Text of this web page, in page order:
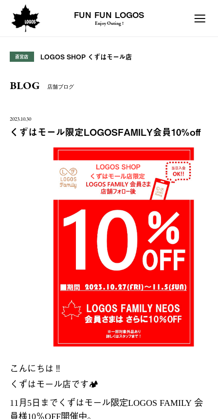
FUN FUN LOGOS
Enjoy Outing !
直営店 LOGOS SHOP くずはモール店
BLOG 店舗ブログ
2023.10.30
くずはモール限定LOGOSFAMILY会員10%off
こんにちは ‼️
くずはモール店です🏕️
11 月 5日までくずはモール限定LOGOS FAMILY 会
員様10％OFF開催中。